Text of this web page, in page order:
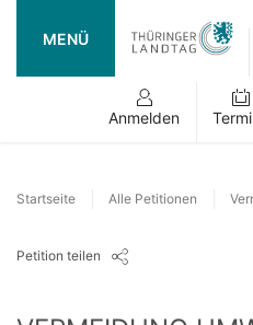
MENÜ
Anmelden
Startseite Alle Petitionen
Petition teilen